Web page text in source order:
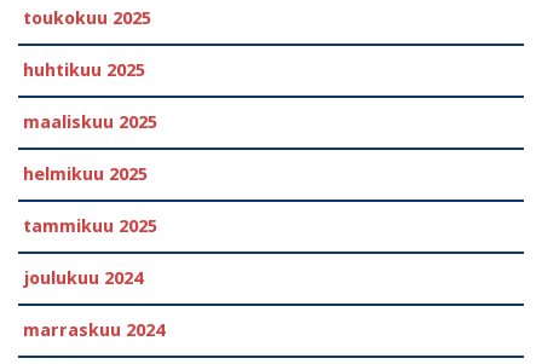
toukokuu 2025
huhtikuu 2025
maaliskuu 2025
helmikuu 2025
tammikuu 2025
joulukuu 2024
marraskuu 2024